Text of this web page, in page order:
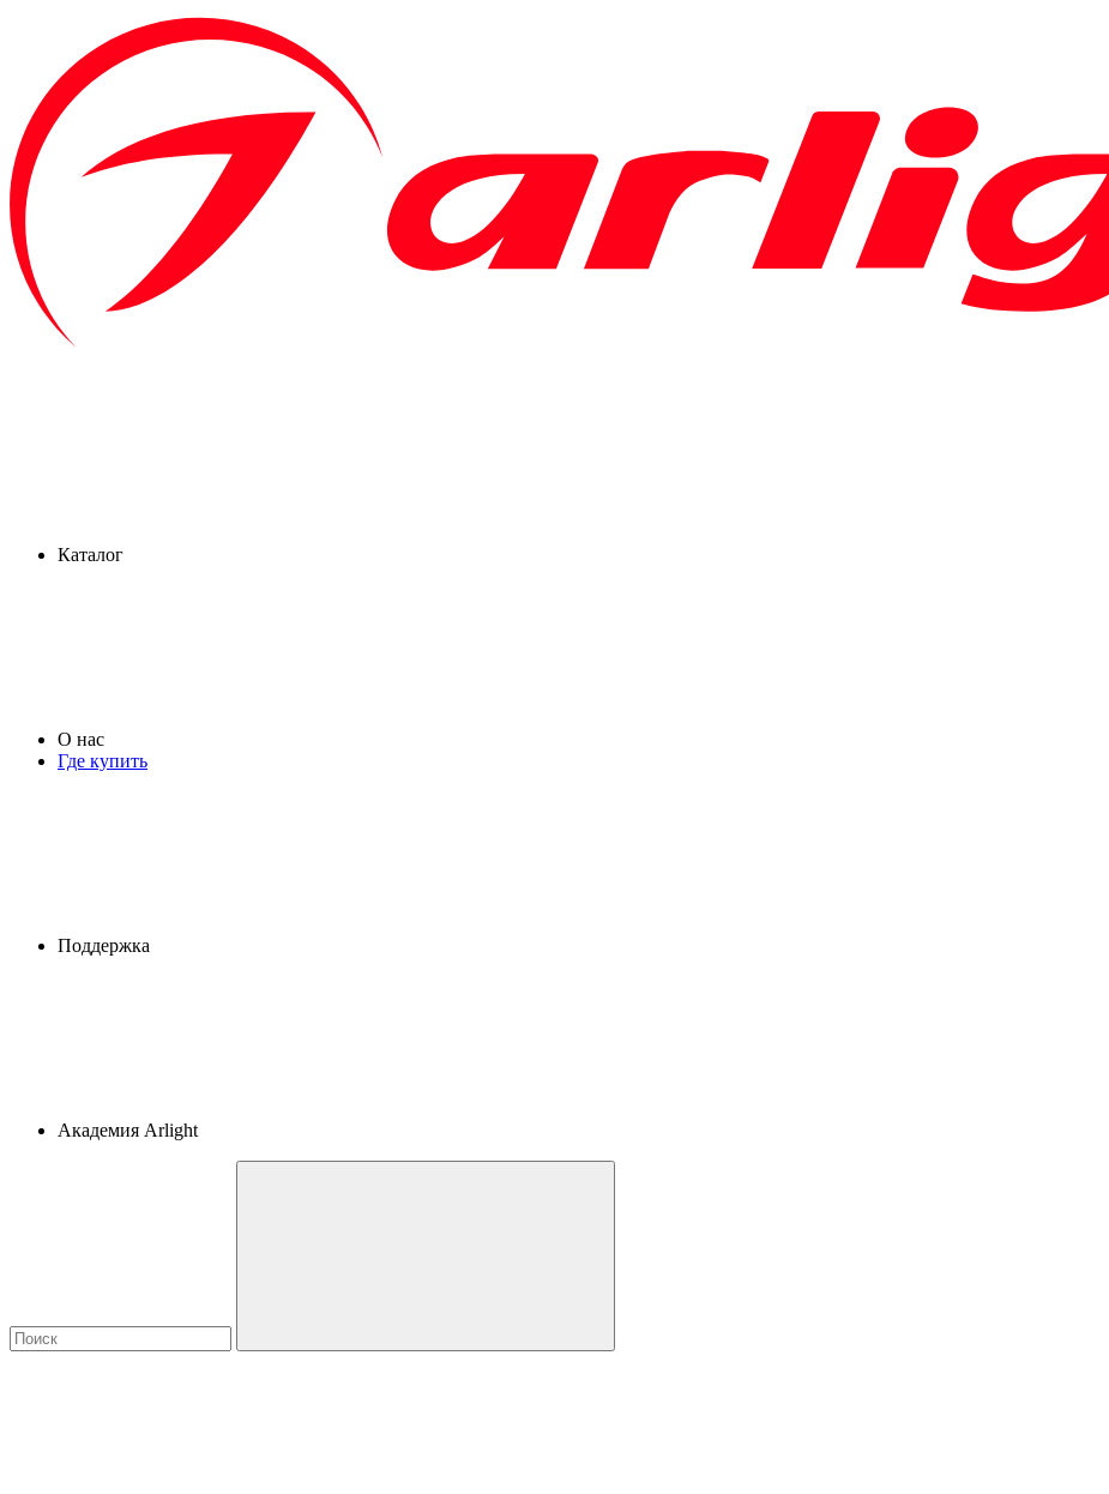
Каталог
О нас
Где купить
Поддержка
Академия Arlight